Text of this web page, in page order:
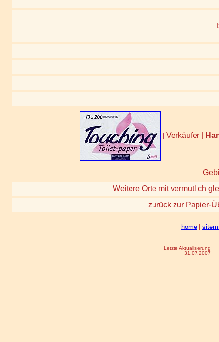
| Verkäufer |
Weitere Orte mit vermutlich
zurück zur Papier-
home|
Letzte Aktualisierung
31.07.2007